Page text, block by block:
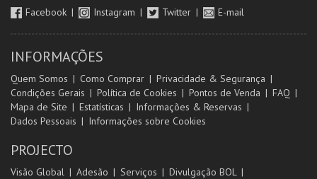
Facebook Instagram Twitter E-mail
INFORMAÇÕES
Quem Somos Como Comprar
Privacidade & Segurança
Condições Gerais
Política de Cookies Pontos de Venda
FAQ
Mapa de Site
Estatísticas
Informações & Reservas
Dados Pessoais
Informações sobre Cookies
PROJECTO
Visão Global Adesão Serviços
Divulgação BOL